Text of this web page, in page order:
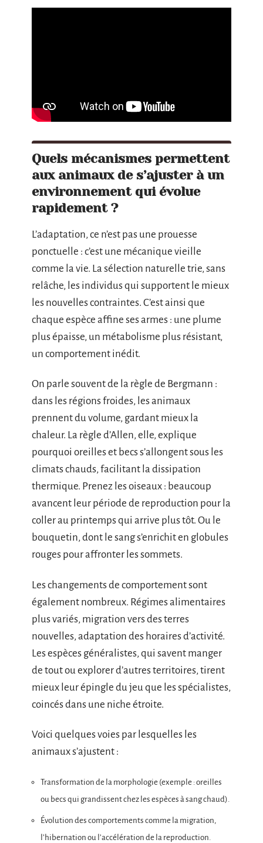
Quels mécanismes permettent
aux animaux de s’ajuster à un
environnement qui évolue
rapidement ?
L’adaptation, ce n’est pas une prouesse
ponctuelle : c’est une mécanique vieille
comme la vie. La sélection naturelle trie, sans
relâche, les individus qui supportent le mieux
les nouvelles contraintes. C’est ainsi que
chaque espèce affine ses armes : une plume
plus épaisse, un métabolisme plus résistant,
un comportement inédit.
On parle souvent de la règle de Bergmann :
dans les régions froides, les animaux
prennent du volume, gardant mieux la
chaleur. La règle d’Allen, elle, explique
pourquoi oreilles et becs s’allongent sous les
climats chauds, facilitant la dissipation
thermique. Prenez les oiseaux : beaucoup
avancent leur période de reproduction pour la
coller au printemps qui arrive plus tôt. Ou le
bouquetin, dont le sang s’enrichit en globules
rouges pour affronter les sommets.
Les changements de comportement sont
également nombreux. Régimes alimentaires
plus variés, migration vers des terres
nouvelles, adaptation des horaires d’activité.
Les espèces généralistes, qui savent manger
de tout ou explorer d’autres territoires, tirent
mieux leur épingle du jeu que les spécialistes,
coincés dans une niche étroite.
Voici quelques voies par lesquelles les
animaux s’ajustent :
Transformation de la morphologie (exemple : oreilles
ou becs qui grandissent chez les espèces à sang chaud).
Évolution des comportements comme la migration,
l’hibernation ou l’accélération de la reproduction.